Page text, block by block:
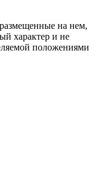
на нем,
характер и не
положениями